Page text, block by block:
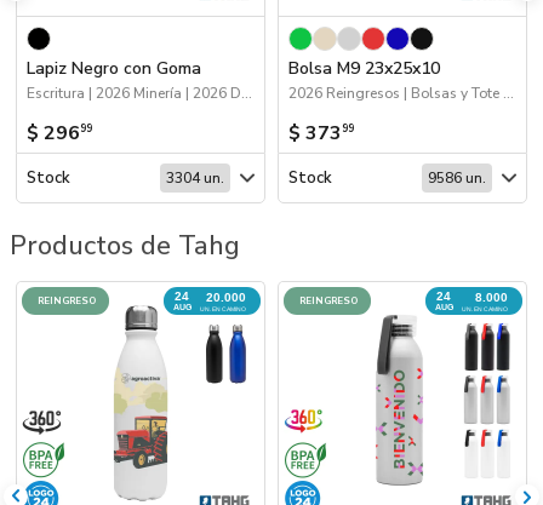
Lapiz Negro con Goma
Escritura | 2026 Minería | 2026 Día de la Niñez
$ 29699
Stock 3304 un.
Bolsa M9 23x25x10
2026 Reingresos | Bolsas y Tote Bags
$ 373 99
Stock 9586 un.
Productos de Tahg
24
AUG
20.000
UN. EN CAMINO
REINGRESO 24
AUG
8.000
UN. EN CAMINO
REINGRESO